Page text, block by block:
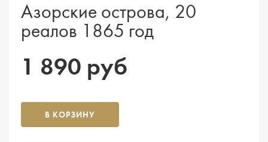
Азорские острова, 20
реалов 1865 год
1 890 руб
В КОРЗИНУ